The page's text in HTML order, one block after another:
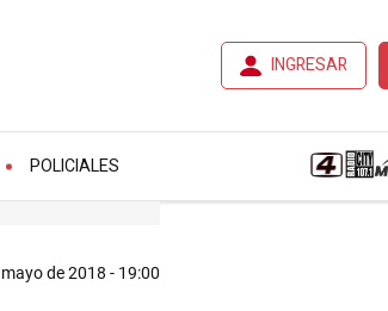
INGRESAR
POLICIALES
de 2018 - 19:00